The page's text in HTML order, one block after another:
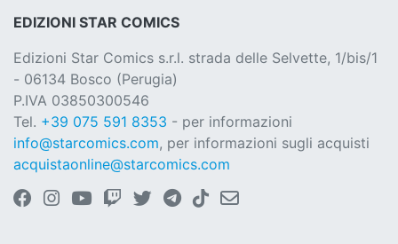
EDIZIONI STAR COMICS
Edizioni Star Comics s.r.l. strada delle Selvette, 1/bis/1
- 06134 Bosco (Perugia)
P.IVA 03850300546
Tel. +39 075 591 8353 - per informazioni
info@starcomics.com, per informazioni sugli acquisti
acquistaonline@starcomics.com